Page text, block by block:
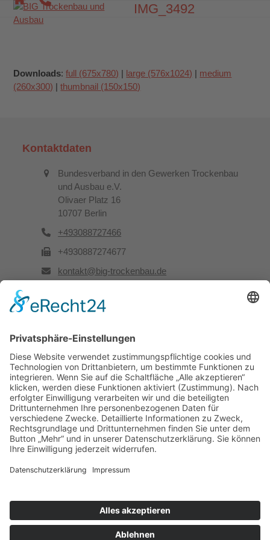
Skip
Open
Close
IMG_3492
Downloads:full (675x780) | large (576x1024) | medium
(260x300) |thumbnail (150x150)
Kontaktdaten
Bundesverband in den Gewerken Trockenbau
und Ausbau e.V.
Olivaer Platz 16
10707 Berlin
+493088727466
+4930887274677
kontakt@big-trockenbau.de
Rechtliches
Kontakt
Impressum
Datenschutz
Facebook
LinkedInInstagram